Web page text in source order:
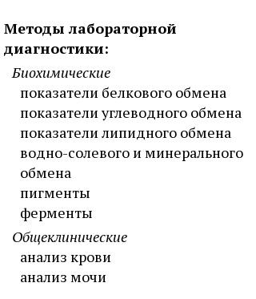
Методы лабораторной
диагностики:
Биохимические
показатели белкового обмена
показатели углеводного обмена
показатели липидного обмена
водно-солевого и минерального
обмена
пигменты
ферменты
Общеклинические
анализ крови
анализ мочи